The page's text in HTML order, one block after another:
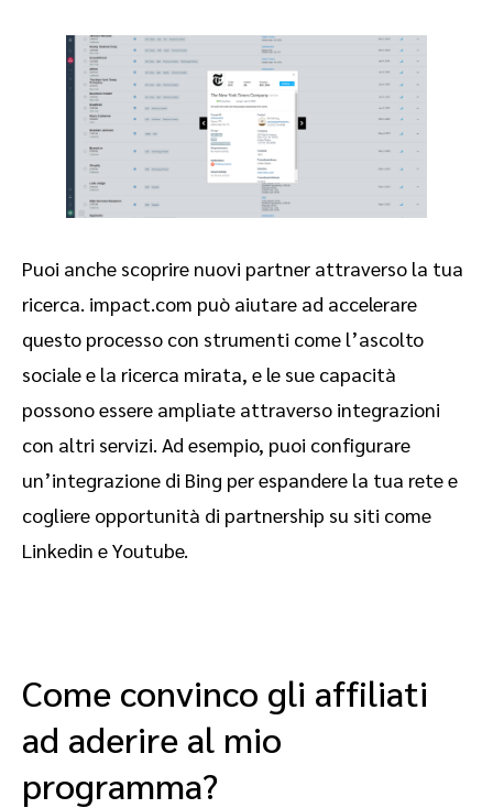
Puoi anche scoprire nuovi partner attraverso la tua
ricerca. impact.com può aiutare ad accelerare
questo processo con strumenti come l’ascolto
sociale e la ricerca mirata, e le sue capacità
possono essere ampliate attraverso integrazioni
con altri servizi. Ad esempio, puoi configurare
un’integrazione di Bing per espandere la tua rete e
cogliere opportunità di partnership su siti come
Linkedin e Youtube.
Come convinco gli affiliati
ad aderire al mio
programma?